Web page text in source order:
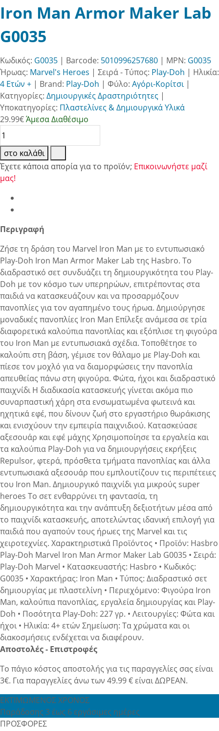
Iron Man Armor Maker Lab
G0035
Κωδικός: G0035 | Barcode: 5010996257680 | MPN: G0035
Ήρωας: Marvel's Heroes | Σειρά - Τύπος: Play-Doh | Ηλικία:
4 Ετών + | Brand: Play-Doh | Φύλο: Αγόρι-Κορίτσι|
Κατηγορίες: Δημιουργικές Δραστηριότητες |
Υποκατηγορίες: Πλαστελίνες & Δημιουργικά Υλικά
29.99€Άμεσα Διαθέσιμο
στο καλάθι
Έχετε κάποια απορία για το προϊόν; Επικοινωνήστε μαζί
μας!
Περιγραφή
Ζήσε τη δράση του Marvel Iron Man με το εντυπωσιακό
Play-Doh Iron Man Armor Maker Lab της Hasbro. Το
διαδραστικό σετ συνδυάζει τη δημιουργικότητα του Play-
Doh με τον κόσμο των υπερηρώων, επιτρέποντας στα
παιδιά να κατασκευάζουν και να προσαρμόζουν
πανοπλίες για τον αγαπημένο τους ήρωα. Δημιούργησε
μοναδικές πανοπλίες Iron Man Επίλεξε ανάμεσα σε τρία
διαφορετικά καλούπια πανοπλίας και εξόπλισε τη φιγούρα
του Iron Man με εντυπωσιακά σχέδια. Τοποθέτησε το
καλούπι στη βάση, γέμισε τον θάλαμο με Play-Doh και
πίεσε τον μοχλό για να διαμορφώσεις την πανοπλία
απευθείας πάνω στη φιγούρα. Φώτα, ήχοι και διαδραστικό
παιχνίδι Η διαδικασία κατασκευής γίνεται ακόμα πιο
συναρπαστική χάρη στα ενσωματωμένα φωτεινά και
ηχητικά εφέ, που δίνουν ζωή στο εργαστήριο θωράκισης
και ενισχύουν την εμπειρία παιχνιδιού. Κατασκεύασε
αξεσουάρ και εφέ μάχης Χρησιμοποίησε τα εργαλεία και
τα καλούπια Play-Doh για να δημιουργήσεις εκρήξεις
Repulsor, φτερά, πρόσθετα τμήματα πανοπλίας και άλλα
εντυπωσιακά αξεσουάρ που εμπλουτίζουν τις περιπέτειες
του Iron Man. Δημιουργικό παιχνίδι για μικρούς super
heroes Το σετ ενθαρρύνει τη φαντασία, τη
δημιουργικότητα και την ανάπτυξη δεξιοτήτων μέσα από
το παιχνίδι κατασκευής, αποτελώντας ιδανική επιλογή για
παιδιά που αγαπούν τους ήρωες της Marvel και τις
χειροτεχνίες. Χαρακτηριστικά Προϊόντος • Προϊόν: Hasbro
Play-Doh Marvel Iron Man Armor Maker Lab G0035 • Σειρά:
Play-Doh Marvel • Κατασκευαστής: Hasbro • Κωδικός:
G0035 • Χαρακτήρας: Iron Man • Τύπος: Διαδραστικό σετ
δημιουργίας με πλαστελίνη • Περιεχόμενο: Φιγούρα Iron
Man, καλούπια πανοπλίας, εργαλεία δημιουργίας και Play-
Doh • Ποσότητα Play-Doh: 227 γρ. • Λειτουργίες: Φώτα και
ήχοι • Ηλικία: 4+ ετών Σημείωση: Τα χρώματα και οι
διακοσμήσεις ενδέχεται να διαφέρουν.
Αποστολές - Επιστροφές
Το πάγιο κόστος αποστολής για τις παραγγελίες σας είναι
3€. Για παραγγελίες άνω των 49.99 € είναι ΔΩΡΕΑΝ.
ΕΚΤΙΜΩΜΕΝΟΣ ΧΡΟΝΟΣ
Παράδοσης 3 έως 6 εργάσιμες ημέρες
ΠΡΟΣΦΟΡΕΣ